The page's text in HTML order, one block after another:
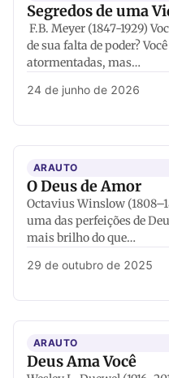
Segredos de uma
F.B. Meyer (1847-1929)
de sua falta de poder?
atormentadas, mas…
24 de junho de 2026
ARAUTO
O Deus de Amor
Octavius Winslow
uma das perfeições de
mais brilho do que…
29 de outubro de 2025
ARAUTO
Deus Ama Você